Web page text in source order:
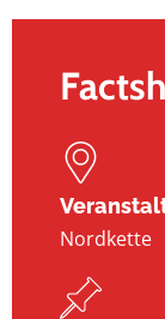
Nordkette